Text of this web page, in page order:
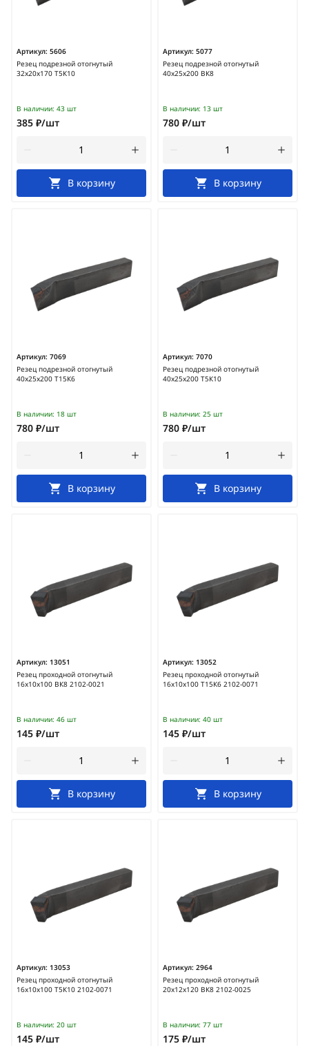
Артикул: 5606
Резец подрезной отогнутый
32х20х170 Т5К10
В наличии: 43 шт
385 ₽/шт
В корзину
Артикул: 5077
Резец подрезной отогнутый
40х25х200 ВК8
В наличии: 13 шт
780 ₽/шт
В корзину
Артикул: 7069
Резец подрезной отогнутый
40х25х200 Т15К6
В наличии: 18 шт
780 ₽/шт
В корзину
Артикул: 7070
Резец подрезной отогнутый
40х25х200 Т5К10
В наличии: 25 шт
780 ₽/шт
В корзину
Артикул: 13051
Резец проходной отогнутый
16х10х100 ВК8 2102-0021
В наличии: 46 шт
145 ₽/шт
В корзину
Артикул: 13052
Резец проходной отогнутый
16х10х100 Т15К6 2102-0071
В наличии: 40 шт
145 ₽/шт
В корзину
Артикул: 13053
Резец проходной отогнутый
16х10х100 Т5К10 2102-0071
В наличии: 20 шт
145 ₽/шт
Артикул: 2964
Резец проходной отогнутый
20х12х120 ВК8 2102-0025
В наличии: 77 шт
175 ₽/шт